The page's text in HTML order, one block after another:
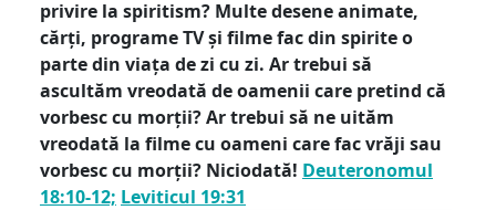
privire la spiritism? Multe desene animate,
cărți, programe TV și filme fac din spirite o
parte din viața de zi cu zi. Ar trebui să
ascultăm vreodată de oamenii care pretind că
vorbesc cu morții? Ar trebui să ne uităm
vreodată la filme cu oameni care fac vrăji sau
vorbesc cu morții? Niciodată! Deuteronomul
18:10-12; Leviticul 19:31